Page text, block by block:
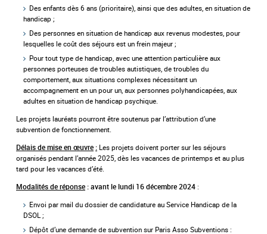
Des enfants dès 6 ans (prioritaire), ainsi que des adultes, en situation de
handicap ;
Des personnes en situation de handicap aux revenus modestes, pour
lesquelles le coût des séjours est un frein majeur ;
Pour tout type de handicap, avec une attention particulière aux
personnes porteuses de troubles autistiques, de troubles du
comportement, aux situations complexes nécessitant un
accompagnement en un pour un, aux personnes polyhandicapées, aux
adultes en situation de handicap psychique.
Les projets lauréats pourront être soutenus par l’attribution d’une
subvention de fonctionnement.
Délais de mise en œuvre : Les projets doivent porter sur les séjours
organisés pendant l’année 2025, dès les vacances de printemps et au plus
tard pour les vacances d’été.
Modalités de réponse : avant le lundi 16 décembre 2024 :
Envoi par mail du dossier de candidature au Service Handicap de la
DSOL ;
Dépôt d’une demande de subvention sur Paris Asso Subventions :